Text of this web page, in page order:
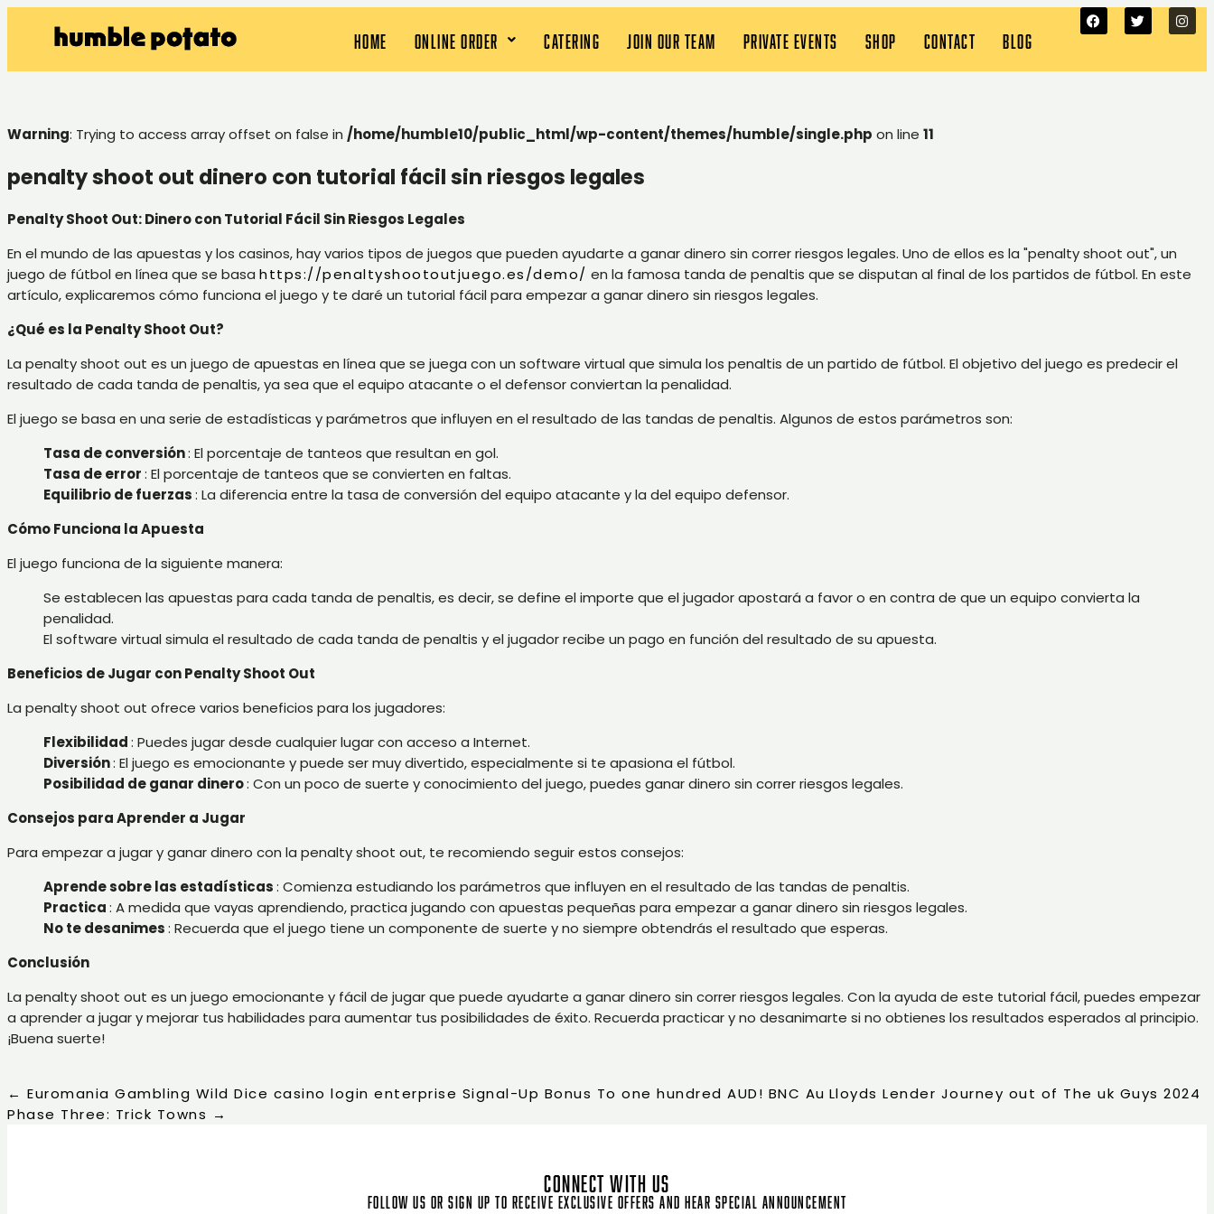
HOME ONLINE ORDER CATERING JOIN OUR TEAM PRIVATE EVENTS SHOP CONTACT BLOG
Warning: Trying to access array offset on false in /home/humble10/public_html/wp-content/themes/humble/single.php on line 11
penalty shoot out dinero con tutorial fácil sin riesgos legales
Penalty Shoot Out: Dinero con Tutorial Fácil Sin Riesgos Legales
En el mundo de las apuestas y los casinos, hay varios tipos de juegos que pueden ayudarte a ganar dinero sin correr riesgos legales. Uno de ellos es la "penalty shoot out", un
juego de fútbol en línea que se basa https://penaltyshootoutjuego.es/demo/ en la famosa tanda de penaltis que se disputan al final de los partidos de fútbol. En este
artículo, explicaremos cómo funciona el juego y te daré un tutorial fácil para empezar a ganar dinero sin riesgos legales.
¿Qué es la Penalty Shoot Out?
La penalty shoot out es un juego de apuestas en línea que se juega con un software virtual que simula los penaltis de un partido de fútbol. El objetivo del juego es predecir el
resultado de cada tanda de penaltis, ya sea que el equipo atacante o el defensor conviertan la penalidad.
El juego se basa en una serie de estadísticas y parámetros que influyen en el resultado de las tandas de penaltis. Algunos de estos parámetros son:
Tasa de conversión: El porcentaje de tanteos que resultan en gol.
Tasa de error: El porcentaje de tanteos que se convierten en faltas.
Equilibrio de fuerzas: La diferencia entre la tasa de conversión del equipo atacante y la del equipo defensor.
Cómo Funciona la Apuesta
El juego funciona de la siguiente manera:
Se establecen las apuestas para cada tanda de penaltis, es decir, se define el importe que el jugador apostará a favor o en contra de que un equipo convierta la
penalidad.
El software virtual simula el resultado de cada tanda de penaltis y el jugador recibe un pago en función del resultado de su apuesta.
Beneficios de Jugar con Penalty Shoot Out
La penalty shoot out ofrece varios beneficios para los jugadores:
Flexibilidad: Puedes jugar desde cualquier lugar con acceso a Internet.
Diversión: El juego es emocionante y puede ser muy divertido, especialmente si te apasiona el fútbol.
Posibilidad de ganar dinero: Con un poco de suerte y conocimiento del juego, puedes ganar dinero sin correr riesgos legales.
Consejos para Aprender a Jugar
Para empezar a jugar y ganar dinero con la penalty shoot out, te recomiendo seguir estos consejos:
Aprende sobre las estadísticas: Comienza estudiando los parámetros que influyen en el resultado de las tandas de penaltis.
Practica: A medida que vayas aprendiendo, practica jugando con apuestas pequeñas para empezar a ganar dinero sin riesgos legales.
No te desanimes: Recuerda que el juego tiene un componente de suerte y no siempre obtendrás el resultado que esperas.
Conclusión
La penalty shoot out es un juego emocionante y fácil de jugar que puede ayudarte a ganar dinero sin correr riesgos legales. Con la ayuda de este tutorial fácil, puedes empezar
a aprender a jugar y mejorar tus habilidades para aumentar tus posibilidades de éxito. Recuerda practicar y no desanimarte si no obtienes los resultados esperados al principio.
¡Buena suerte!
← Euromania Gambling Wild Dice casino login enterprise Signal-Up Bonus To one hundred AUD! BNC Au Lloyds Lender Journey out of The uk Guys 2024
Phase Three: Trick Towns →
CONNECT WITH US
Follow us or sign up to receive exclusive offers and hear special announcement